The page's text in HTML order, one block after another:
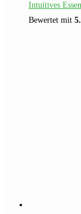
Intuitives Essen
Bewertet mit